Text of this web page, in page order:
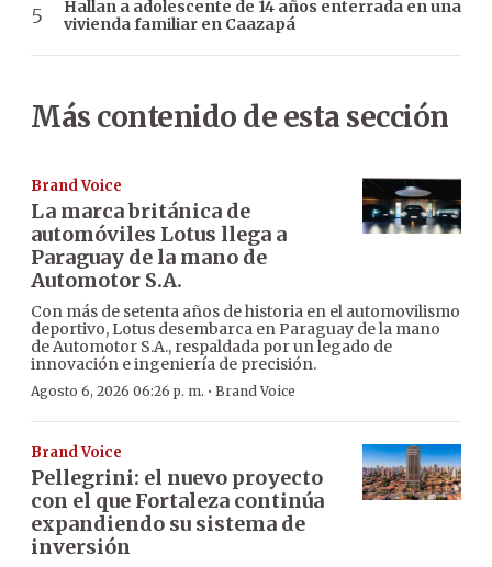
Hallan a adolescente de 14 años enterrada en una
vivienda familiar en Caazapá
Más contenido de esta sección
Brand Voice
La marca británica de
automóviles Lotus llega a
Paraguay de la mano de
Automotor S.A.
Con más de setenta años de historia en el automovilismo
deportivo, Lotus desembarca en Paraguay de la mano
de Automotor S.A., respaldada por un legado de
innovación e ingeniería de precisión.
Agosto 6, 2026 06:26 p. m. · Brand Voice
Brand Voice
Pellegrini: el nuevo proyecto
con el que Fortaleza continúa
expandiendo su sistema de
inversión